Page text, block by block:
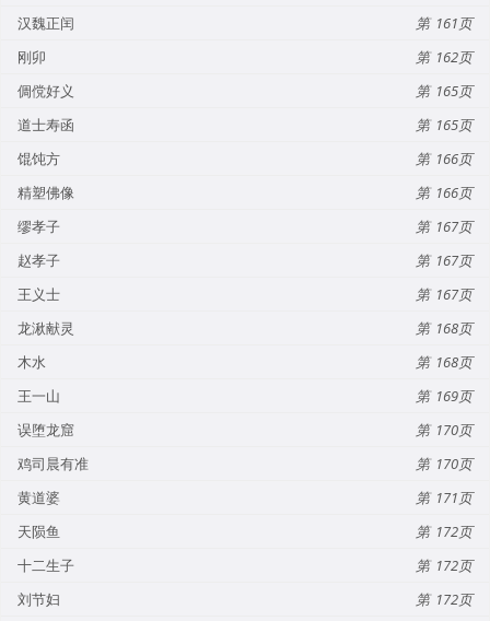
汉魏正闰
161
刚卯
162
倜傥好义
165
道士寿函
165
馄饨方
166
精塑佛像
166
缪孝子
167
赵孝子
167
王义士
167
龙湫献灵
168
木水
168
王一山
169
误堕龙窟
170
鸡司晨有准
170
黄道婆
171
天陨鱼
172
十二生子
172
刘节妇
172